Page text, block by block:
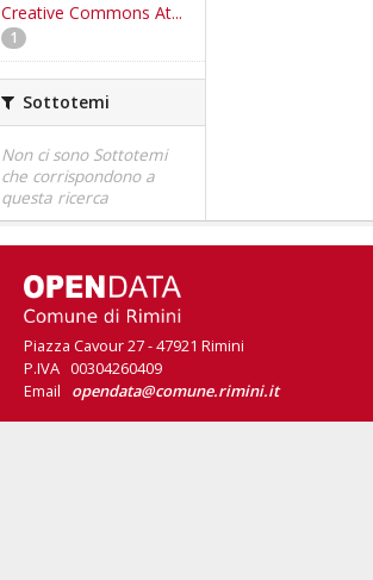
Creative Commons At...
1
Sottotemi
Non ci sono Sottotemi
che corrispondono a
questa ricerca
Piazza Cavour 27 - 47921 Rimini
P.IVA 00304260409
Email opendata@comune.rimini.it